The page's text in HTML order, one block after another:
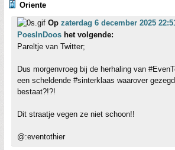
Oriente
Op zaterdag 6 december 2025
PoesInDoos het volgende:
Pareltje van Twitter;
Dus morgenvroeg bij de herhaling van
een scheldende #sinterklaas waarover
bestaat?!?!
Dit straatje vegen ze niet schoon!!
@:eventothier